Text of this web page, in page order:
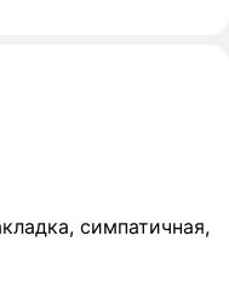
симпатичная,